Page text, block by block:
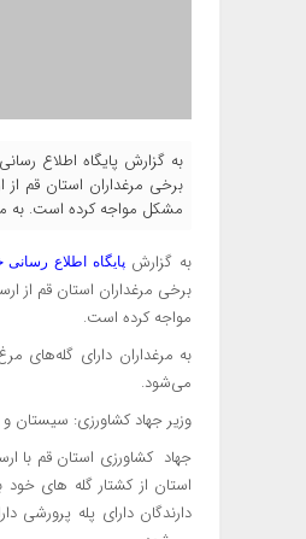
به گزارش پایگاه اطلاع
مشکل مواجه کرده است. به
به گزارشپایگاه اطلاع رسانی
مواجه کرده است.
می‌شود.
وزیر جهاد کشاورزی: سیستان
جهاد کشاورزی استان قم با
استان از کشتار گله های خود